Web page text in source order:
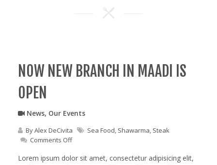
NOW NEW BRANCH IN MAADI IS
OPEN
News, Our Events
ByAlex DeCivita Sea Food, Shawarma, Steak
Comments Offon
new
Lorem ipsum dolor sit amet, consectetur adipisicing elit,